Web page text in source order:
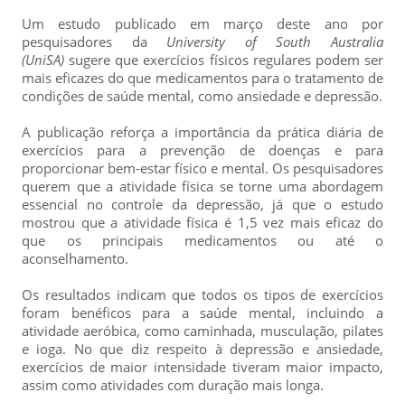
Um estudo publicado em março deste ano por
pesquisadores da University of South Australia
(UniSA) sugere que exercícios físicos regulares podem ser
mais eficazes do que medicamentos para o tratamento de
condições de saúde mental, como ansiedade e depressão.
A publicação reforça a importância da prática diária de
exercícios para a prevenção de doenças e para
proporcionar bem-estar físico e mental. Os pesquisadores
querem que a atividade física se torne uma abordagem
essencial no controle da depressão, já que o estudo
mostrou que a atividade física é 1,5 vez mais eficaz do
que os principais medicamentos ou até o
aconselhamento.
Os resultados indicam que todos os tipos de exercícios
foram benéficos para a saúde mental, incluindo a
atividade aeróbica, como caminhada, musculação, pilates
e ioga. No que diz respeito à depressão e ansiedade,
exercícios de maior intensidade tiveram maior impacto,
assim como atividades com duração mais longa.